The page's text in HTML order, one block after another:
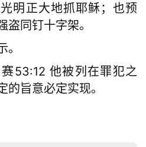
明正大地抓耶稣；也预
盗同钉十字架。
53:12 他被列在罪犯之
的旨意必定实现。